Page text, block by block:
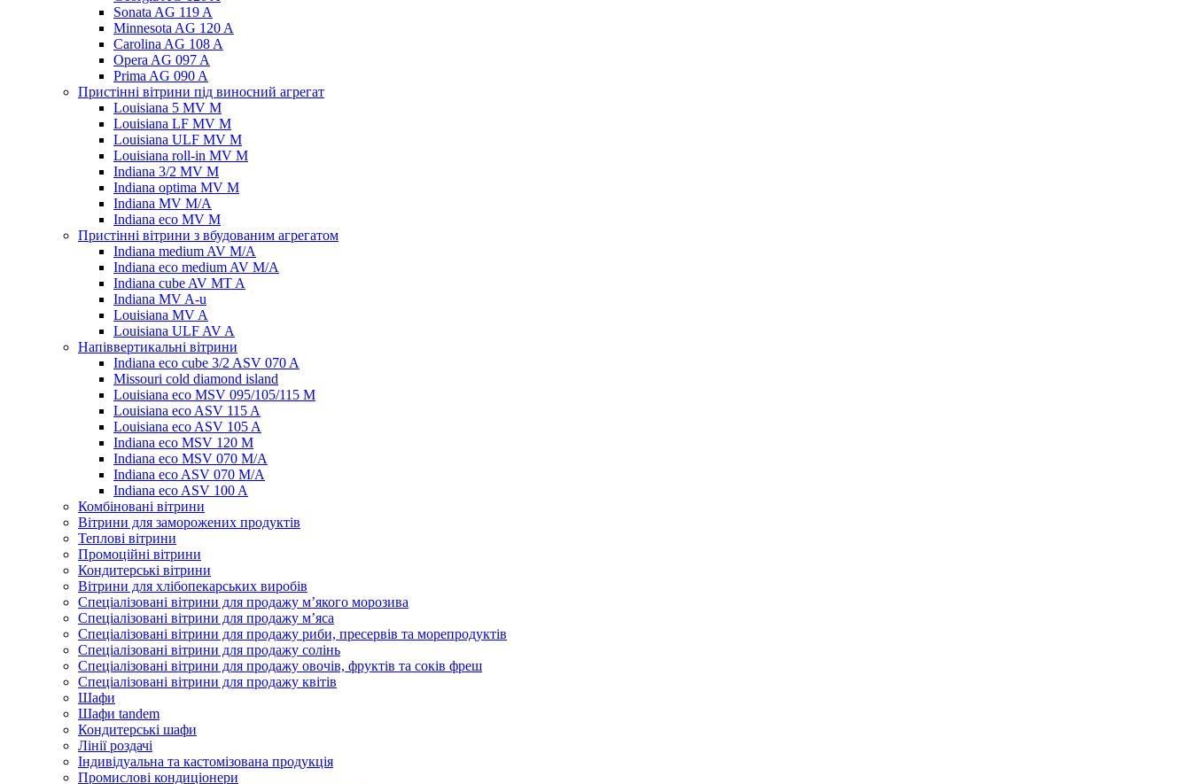
Sonata AG 119 A
Minnesota AG 120 A
Carolina AG 108 A
Opera AG 097 A
Prima AG 090 A
Пристінні вітрини під виносний агрегат
Louisiana 5 MV M
Louisiana LF MV M
Louisiana ULF MV M
Louisiana roll-in MV M
Indiana 3/2 MV M
Indiana optima MV M
Indiana MV M/A
Indiana eco MV M
Пристінні вітрини з вбудованим агрегатом
Indiana medium AV M/A
Indiana eco medium AV M/A
Indiana cube AV MT A
Indiana MV A-u
Louisiana MV A
Louisiana ULF AV A
Напіввертикальні вітрини
Indiana eco cube 3/2 ASV 070 A
Missouri cold diamond island
Louisiana eco MSV 095/105/115 M
Louisiana eco ASV 115 A
Louisiana eco ASV 105 A
Indiana eco MSV 120 M
Indiana eco MSV 070 M/A
Indiana eco ASV 070 M/A
Indiana eco ASV 100 A
Комбіновані вітрини
Вітрини для заморожених продуктів
Теплові вітрини
Промоційні вітрини
Кондитерські вітрини
Вітрини для хлібопекарських виробів
Спеціалізовані вітрини для продажу м’якого морозива
Спеціалізовані вітрини для продажу м’яса
Спеціалізовані вітрини для продажу риби, пресервів та морепродуктів
Спеціалізовані вітрини для продажу солінь
Спеціалізовані вітрини для продажу овочів, фруктів та соків фреш
Спеціалізовані вітрини для продажу квітів
Шафи
Шафи tandem
Кондитерські шафи
Лінії роздачі
Індивідуальна та кастомізована продукція
Промислові кондиціонери